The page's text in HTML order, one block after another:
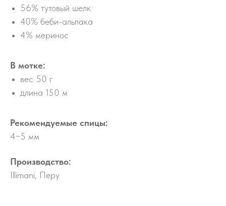
56% тутовый шелк
40% беби-альпака
4% меринос
В мотке:
вес 50 г
длина 150 м
Рекомендуемые спицы:
4−5 мм
Производство:
Illimani, Перу